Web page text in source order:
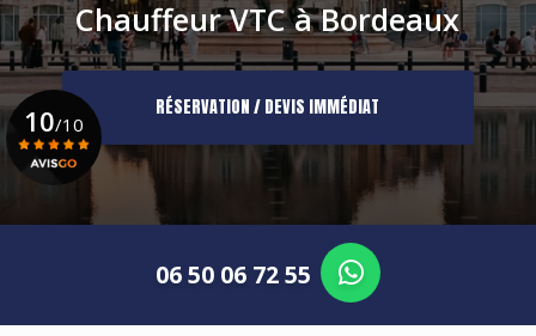
Chauffeur VTC à Bordeaux
RÉSERVATION / DEVIS IMMÉDIAT
06 50 06 72 55
10/10